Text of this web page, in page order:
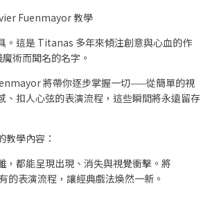
Fuenmayor 教學
。這是 Titanas 多年來傾注創意與心血的作
術而聞名的名字。
將帶你逐步掌握一切——從簡單的視
、扣人心弦的表演流程，這些瞬間將永遠留存
教學內容：
，都能呈現出現、消失與視覺衝擊。將
的表演流程，讓經典戲法煥然一新。